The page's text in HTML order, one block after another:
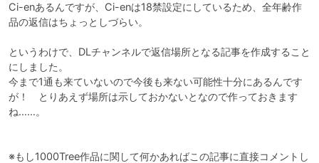
Ci-enあるんですが、Ci-enは18禁設定にしているため、全年齢作
品の返信はちょっとしづらい。
というわけで、DLチャンネルで返信場所となる記事を作成すること
にしました。
今まで1通も来ていないので今後も来ない可能性十分にあるんです
が！　とりあえず場所は示しておかないとなので作っておきます
ね……。
※もし1000Tree作品に関して何かあればこの記事に直接コメントし